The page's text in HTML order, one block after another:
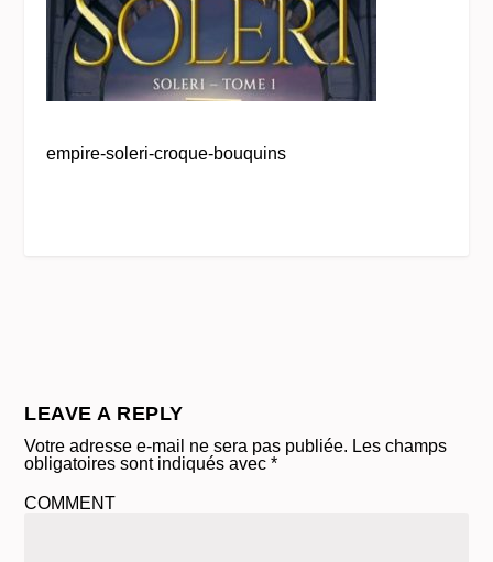
empire-soleri-croque-bouquins
LEAVE A REPLY
Votre adresse e-mail ne sera pas publiée. Les champs
obligatoires sont indiqués avec*
COMMENT